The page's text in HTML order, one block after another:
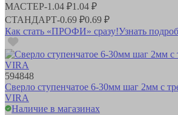
МАСТЕР-1.04 ₽1.04 ₽
СТАНДАРТ-0.69 ₽0.69 ₽
Как стать «ПРОФИ» сразу!Узнать
594848
Сверло ступенчатое 6-30мм шаг 2мм с
VIRA
Наличие в магазинах